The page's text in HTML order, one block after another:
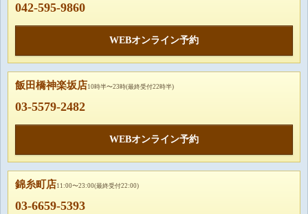
042-595-9860
WEBオンライン予約
飯田橋神楽坂店10時半〜23時(最終受付22時半)
03-5579-2482
WEBオンライン予約
錦糸町店11:00〜23:00(最終受付22:00)
03-6659-5393